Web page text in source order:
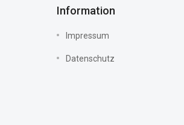
Information
Impressum
Datenschutz